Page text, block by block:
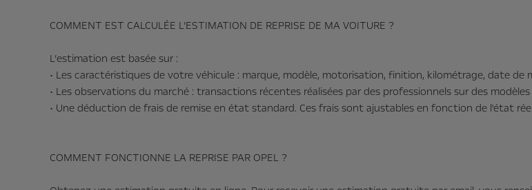
COMMENT EST CALCULÉE L’ESTIMATION DE REPRISE DE MA VOITURE ?
L’estimation est basée sur :
• Les caractéristiques de votre véhicule : marque, modèle, motorisation, finition, kilométrage, date de
• Les observations du marché : transactions récentes réalisées par des professionnels sur des
• Une déduction de frais de remise en état standard. Ces frais sont ajustables en fonction de l'état
COMMENT FONCTIONNE LA REPRISE PAR OPEL ?